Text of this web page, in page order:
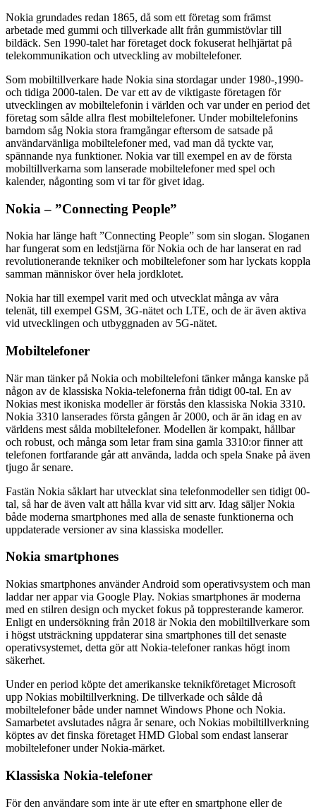
Nokia grundades redan 1865, då som ett företag som främst
arbetade med gummi och tillverkade allt från gummistövlar till
bildäck. Sen 1990-talet har företaget dock fokuserat helhjärtat på
telekommunikation och utveckling av mobiltelefoner.
Som mobiltillverkare hade Nokia sina stordagar under 1980-,1990-
och tidiga 2000-talen. De var ett av de viktigaste företagen för
utvecklingen av mobiltelefonin i världen och var under en period det
företag som sålde allra flest mobiltelefoner. Under mobiltelefonins
barndom såg Nokia stora framgångar eftersom de satsade på
användarvänliga mobiltelefoner med, vad man då tyckte var,
spännande nya funktioner. Nokia var till exempel en av de första
mobiltillverkarna som lanserade mobiltelefoner med spel och
kalender, någonting som vi tar för givet idag.
Nokia – ”Connecting People”
Nokia har länge haft ”Connecting People” som sin slogan. Sloganen
har fungerat som en ledstjärna för Nokia och de har lanserat en rad
revolutionerande tekniker och mobiltelefoner som har lyckats koppla
samman människor över hela jordklotet.
Nokia har till exempel varit med och utvecklat många av våra
telenät, till exempel GSM, 3G-nätet och LTE, och de är även aktiva
vid utvecklingen och utbyggnaden av 5G-nätet.
Mobiltelefoner
När man tänker på Nokia och mobiltelefoni tänker många kanske på
någon av de klassiska Nokia-telefonerna från tidigt 00-tal. En av
Nokias mest ikoniska modeller är förstås den klassiska Nokia 3310.
Nokia 3310 lanserades första gången år 2000, och är än idag en av
världens mest sålda mobiltelefoner. Modellen är kompakt, hållbar
och robust, och många som letar fram sina gamla 3310:or finner att
telefonen fortfarande går att använda, ladda och spela Snake på även
tjugo år senare.
Fastän Nokia såklart har utvecklat sina telefonmodeller sen tidigt 00-
tal, så har de även valt att hålla kvar vid sitt arv. Idag säljer Nokia
både moderna smartphones med alla de senaste funktionerna och
uppdaterade versioner av sina klassiska modeller.
Nokia smartphones
Nokias smartphones använder Android som operativsystem och man
laddar ner appar via Google Play. Nokias smartphones är moderna
med en stilren design och mycket fokus på toppresterande kameror.
Enligt en undersökning från 2018 är Nokia den mobiltillverkare som
i högst utsträckning uppdaterar sina smartphones till det senaste
operativsystemet, detta gör att Nokia-telefoner rankas högt inom
säkerhet.
Under en period köpte det amerikanske teknikföretaget Microsoft
upp Nokias mobiltillverkning. De tillverkade och sålde då
mobiltelefoner både under namnet Windows Phone och Nokia.
Samarbetet avslutades några år senare, och Nokias mobiltillverkning
köptes av det finska företaget HMD Global som endast lanserar
mobiltelefoner under Nokia-märket.
Klassiska Nokia-telefoner
För den användare som inte är ute efter en smartphone eller de